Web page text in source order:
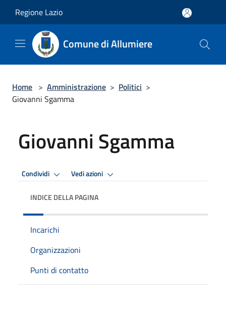
Regione Lazio
Comune di Allumiere
Home > Amministrazione > Politici >
Giovanni Sgamma
Giovanni Sgamma
Condividi Vedi azioni
INDICE DELLA PAGINA
Incarichi
Organizzazioni
Punti di contatto